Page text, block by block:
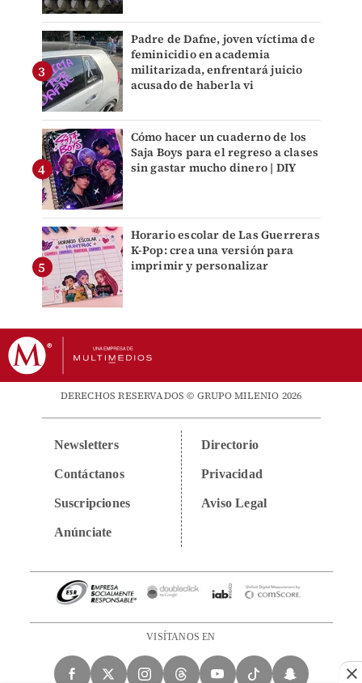
Padre de Dafne, joven víctima de
feminicidio en academia
militarizada, enfrentará juicio
acusado de haberla vi
Cómo hacer un cuaderno de los
Saja Boys para el regreso a clases
sin gastar mucho dinero | DIY
Horario escolar de Las Guerreras
K-Pop: crea una versión para
imprimir y personalizar
DERECHOS RESERVADOS © GRUPO MILENIO 2026
Newsletters
Contáctanos
Suscripciones
Anúnciate
Directorio
Privacidad
Aviso Legal
VISÍTANOS EN